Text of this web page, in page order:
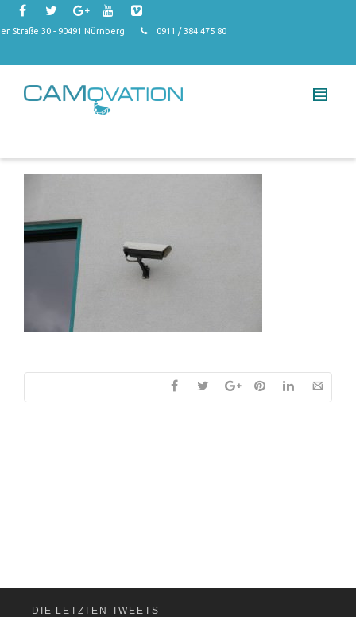
Straße 30 - 90491 Nürnberg 0911 / 384 475 80
DIE LETZTEN TWEETS